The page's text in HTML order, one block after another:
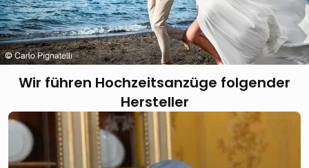
Wir führen Hochzeitsanzüge folgender
Hersteller